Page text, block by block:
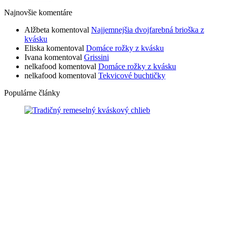
Najnovšie komentáre
Alžbeta komentoval Najjemnejšia dvojfarebná brioška z
kvásku
Eliska komentoval Domáce rožky z kvásku
Ivana komentoval Grissini
nelkafood komentoval Domáce rožky z kvásku
nelkafood komentoval Tekvicové buchtičky
Populárne články